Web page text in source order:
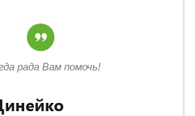
рада Вам помочь!